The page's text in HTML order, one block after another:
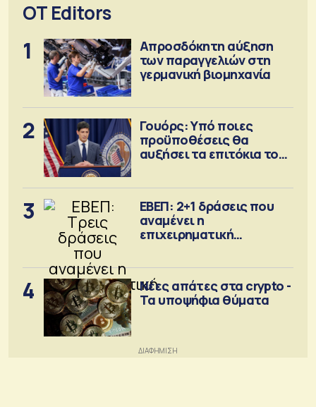
OT Editors
1
Απροσδόκητη αύξηση
των παραγγελιών στη
γερμανική βιομηχανία
2
Γουόρς: Υπό ποιες
προϋποθέσεις θα
αυξήσει τα επιτόκια τον
3
ΕΒΕΠ: 2+1 δράσεις που
αναμένει η
επιχειρηματική
4
Νέες απάτες στα crypto -
Τα υποψήφια θύματα